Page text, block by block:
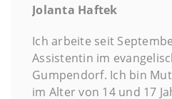
Jolanta Haftek
Ich arbeite seit
Assistentin im
Gumpendorf. Ich bin
im Alter von 14 und 17